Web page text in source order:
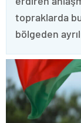
topraklarda
bölgeden